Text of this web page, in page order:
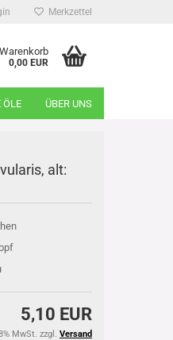
Merkzettel
0,00 EUR
ÖLE ÜBER UNS
alt:
5,10 EUR
MwSt. zzgl. Versand